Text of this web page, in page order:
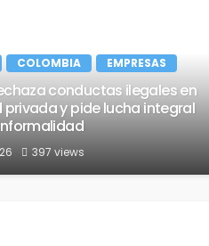
COLOMBIA EMPRESAS
conductas ilegales en
privada y pide lucha integral
397 views